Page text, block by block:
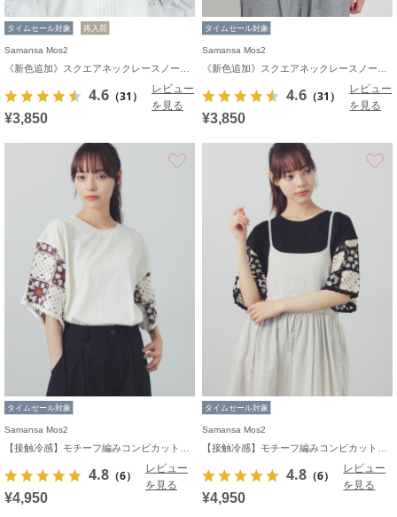
タイムセール対象 再入荷
Samansa Mos2
4.6 （31）
レビュー
を見る
¥3,850
タイムセール対象
Samansa Mos2
4.6 （31）
レビュー
を見る
¥3,850
タイムセール対象
Samansa Mos2
4.8 （6）
レビュー
を見る
¥4,950
タイムセール対象
Samansa Mos2
4.8 （6）
レビュー
を見る
¥4,950